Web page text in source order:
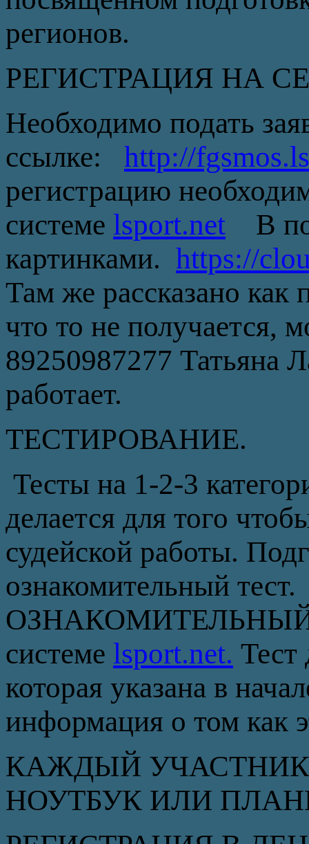
регионов.
РЕГИСТРАЦИЯ НА
Необходимо подать
ссылке: http://
регистрацию
системе lsport.net В
картинками. https://
Там же рассказано как
что то не получается,
89250987277 Татьяна
работает.
ТЕСТИРОВАНИЕ.
Тесты на 1-2-3
делается для того
судейской работы.
ознакомительный
ОЗНАКОМИТЕЛЬНЫЙ
системе lsport.net. Тест
которая указана в
информация о том как
КАЖДЫЙ
НОУТБУК ИЛИ